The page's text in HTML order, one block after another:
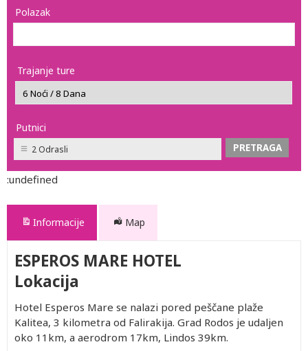
Polazak
Trajanje ture
Putnici
2 Odrasli
:undefined
Informacije Map
ESPEROS MARE HOTEL
Lokacija
Hotel Esperos Mare se nalazi pored peščane plaže
Kalitea, 3 kilometra od Falirakija. Grad Rodos je udaljen
oko 11km, a aerodrom 17km, Lindos 39km.